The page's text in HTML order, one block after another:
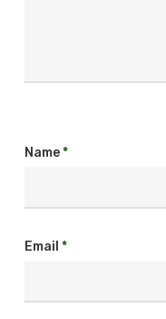
Name*
Email *